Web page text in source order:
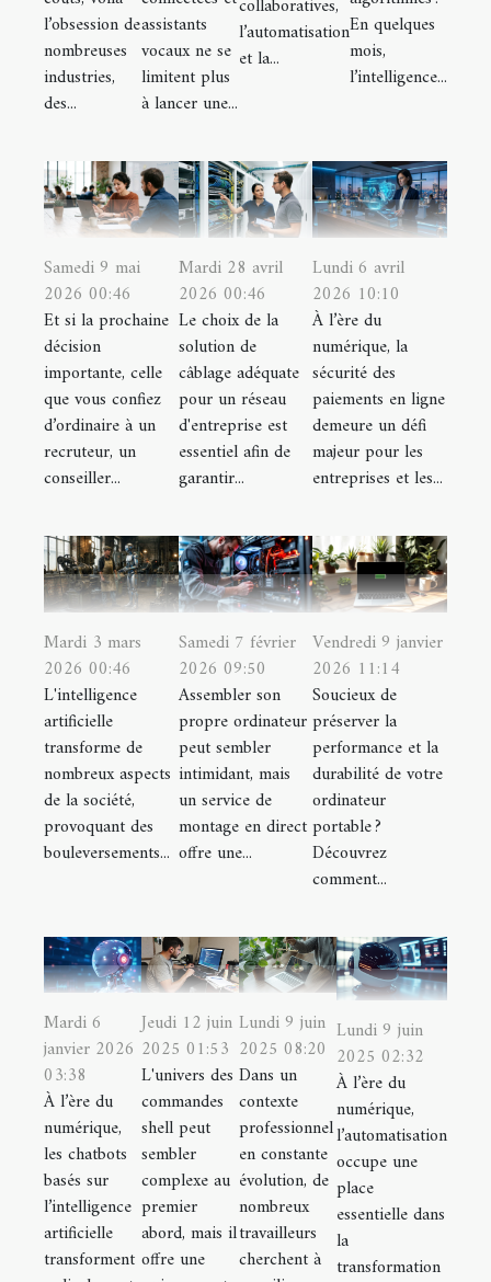
l’obsession de
nombreuses
industries,
des...
assistants
vocaux ne se
limitent plus
à lancer une...
collaboratives,
l’automatisation
et la...
En quelques
mois,
l’intelligence...
Samedi 9 mai
2026 00:46
Et si la prochaine
décision
importante, celle
que vous confiez
d’ordinaire à un
recruteur, un
conseiller...
Mardi 28 avril
2026 00:46
Le choix de la
solution de
câblage adéquate
pour un réseau
d'entreprise est
essentiel afin de
garantir...
Lundi 6 avril
2026 10:10
À l’ère du
numérique, la
sécurité des
paiements en ligne
demeure un défi
majeur pour les
entreprises et les...
Mardi 3 mars
2026 00:46
L'intelligence
artificielle
transforme de
nombreux aspects
de la société,
provoquant des
bouleversements...
Samedi 7 février
2026 09:50
Assembler son
propre ordinateur
peut sembler
intimidant, mais
un service de
montage en direct
offre une...
Vendredi 9 janvier
2026 11:14
Soucieux de
préserver la
performance et la
durabilité de votre
ordinateur
portable ?
Découvrez
comment...
Mardi 6
janvier 2026
03:38
À l’ère du
numérique,
les chatbots
basés sur
l’intelligence
artificielle
transforment
Jeudi 12 juin
2025 01:53
L'univers des
commandes
shell peut
sembler
complexe au
premier
abord, mais il
offre une
Lundi 9 juin
2025 08:20
Dans un
contexte
professionnel
en constante
évolution, de
nombreux
travailleurs
cherchent à
Lundi 9 juin
2025 02:32
À l’ère du
numérique,
l’automatisation
occupe une
place
essentielle dans
la
transformation